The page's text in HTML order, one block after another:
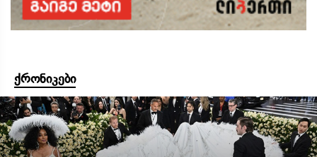
ქრონიკები